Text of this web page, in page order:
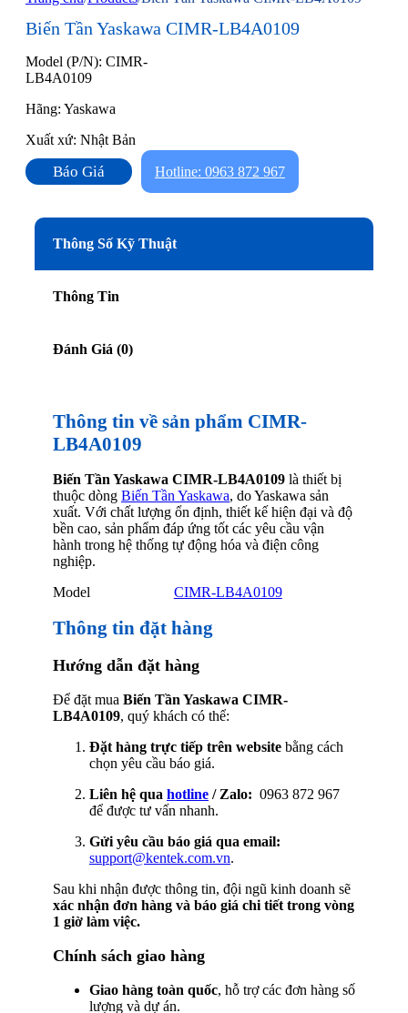
Biến Tần Yaskawa CIMR-LB4A0109
Model (P/N): CIMR-
LB4A0109
Hãng: Yaskawa
Xuất xứ: Nhật Bản
Báo Giá Hotline: 0963 872 967
Thông Số Kỹ Thuật
Thông Tin
Đánh Giá (0)
Thông tin về sản phẩm CIMR-
LB4A0109
Biến Tần Yaskawa CIMR-LB4A0109 là thiết bị
thuộc dòng Biến Tần Yaskawa, do Yaskawa sản
xuất. Với chất lượng ổn định, thiết kế hiện đại và độ
bền cao, sản phẩm đáp ứng tốt các yêu cầu vận
hành trong hệ thống tự động hóa và điện công
nghiệp.
Model
CIMR-LB4A0109
Thông tin đặt hàng
Hướng dẫn đặt hàng
Để đặt mua Biến Tần Yaskawa CIMR-
LB4A0109, quý khách có thể:
Đặt hàng trực tiếp trên website bằng cách
chọn yêu cầu báo giá.
Liên hệ qua hotline / Zalo: 0963 872 967
để được tư vấn nhanh.
Gửi yêu cầu báo giá qua email:
support@kentek.com.vn.
Sau khi nhận được thông tin, đội ngũ kinh doanh sẽ
xác nhận đơn hàng và báo giá chi tiết trong vòng
1 giờ làm việc.
Chính sách giao hàng
Giao hàng toàn quốc, hỗ trợ các đơn hàng số
lượng và dự án.